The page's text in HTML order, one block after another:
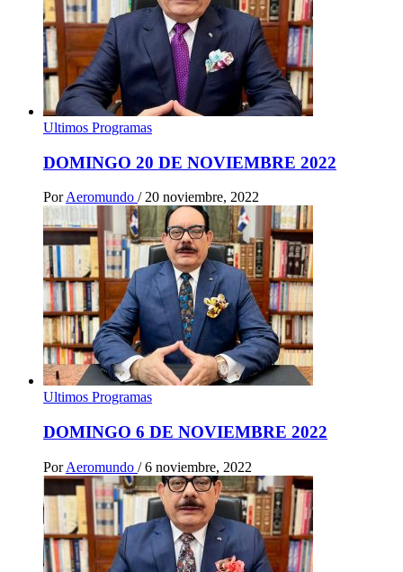
Ultimos Programas
DOMINGO 20 DE NOVIEMBRE 2022
Por Aeromundo / 20 noviembre, 2022
Ultimos Programas
DOMINGO 6 DE NOVIEMBRE 2022
Por Aeromundo / 6 noviembre, 2022